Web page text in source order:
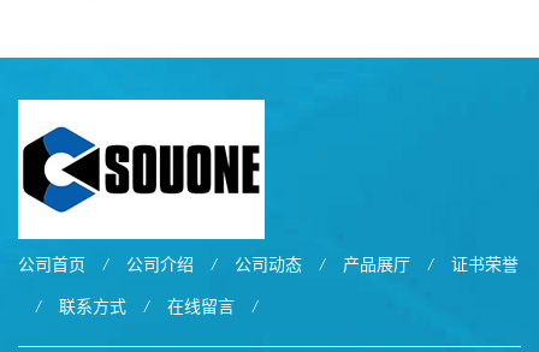
公司首页 / 公司介绍 / 公司动态 / 产品展厅 / 证书荣誉
/ 联系方式 / 在线留言 /